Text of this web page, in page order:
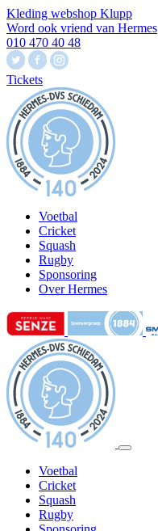
Kleding webshop Klupp
Word ook vriend van Hermes
010 470 40 48
Tickets
Voetbal
Cricket
Squash
Rugby
Sponsoring
Over Hermes
Voetbal
Cricket
Squash
Rugby